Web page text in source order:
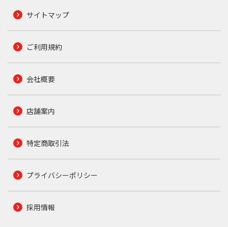
サイトマップ
ご利用規約
会社概要
店舗案内
特定商取引法
プライバシーポリシー
採用情報